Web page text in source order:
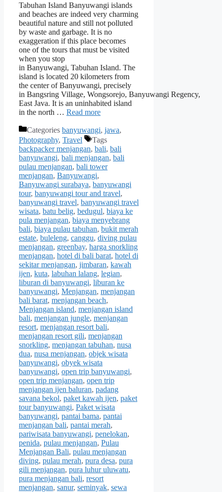
Tabuhan Island Banyuwangi islands
and beaches are indeed very charming
beautiful nature and still not polluted
by waste and garbage. It is no
exaggeration if this place becomes
one of the tours that must be visited
when you stop
in Banyuwangi, Tabuhan Island. The
island is located 20 kilometers from
the center of Banyuwangi, precisely
in Bangsring Village, Wongsorejo, Banyuwangi Regency,
East Java. It is an uninhabited island
in the north … Read more
Categories banyuwangi, jawa,
Photography, Travel
Tags
backpacker menjangan, bali, bali
banyuwangi, bali menjangan, bali
pulau menjangan, bali tower
menjangan, Banyuwangi,
Banyuwangi surabaya, banyuwangi
tour, banyuwangi tour and travel,
banyuwangi travel, banyuwangi travel
wisata, batu belig, bedugul, biaya ke
pula menjangan, biaya menyebrang
bali, biaya pulau tabuhan, bukit merah
estate, buleleng, canggu, diving pulau
menjangan, greenbay, harga snorkling
menjangan, hotel di bali barat, hotel di
sekitar menjangan, jimbaran, kawah
ijen, kuta, labuhan lalang, legian,
liburan di banyuwangi, liburan ke
banyuwangi, Menjangan, menjangan
bali barat, menjangan beach,
Menjangan island, menjangan island
bali, menjangan jungle, menjangan
resort, menjangan resort bali,
menjangan resort gili, menjangan
snorkling, menjangan tabuhan, nusa
dua, nusa menjangan, objek wisata
banyuwangi, obyek wisata
banyuwangi, open trip banyuwangi,
open trip menjangan, open trip
menjangan ijen baluran, padang
savana bekol, paket kawah ijen, paket
tour banyuwangi, Paket wisata
banyuwangi, pantai bama, pantai
menjangan bali, pantai merah,
pariwisata banyuwangi, penelokan,
penida, pulau menjangan, Pulau
Menjangan Bali, pulau menjangan
diving, pulau merah, pura desa, pura
gili menjangan, pura luhur uluwatu,
pura menjangan bali, resort
menjangan, sanur, seminyak, sewa